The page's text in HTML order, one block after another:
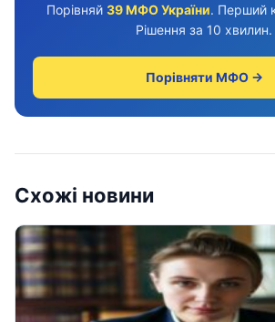
Порівняй 39 МФО України. Перший
Рішення за 10 хвилин.
Порівняти МФО →
Схожі новини